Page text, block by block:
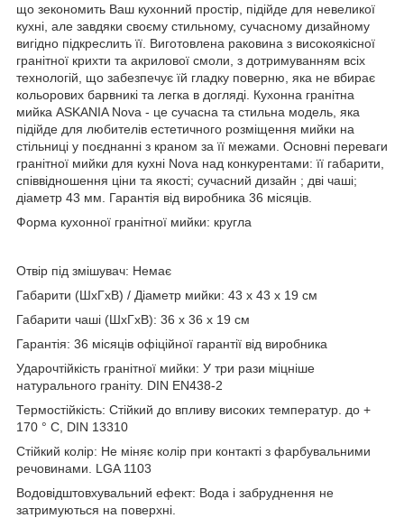
що зекономить Ваш кухонний простір, підійде для невеликої
кухні, але завдяки своєму стильному, сучасному дизайному
вигідно підкреслить її. Виготовлена раковина з високоякісної
гранітної крихти та акрилової смоли, з дотримуванням всіх
технологій, що забезпечує їй гладку поверню, яка не вбирає
кольорових барвникі та легка в догляді. Кухонна гранітна
мийка ASKANIA Nova - це сучасна та стильна модель, яка
підійде для любителів естетичного розміщення мийки на
стільниці у поєднанні з краном за її межами. Основні переваги
гранітної мийки для кухні Nova над конкурентами: її габарити,
співвідношення ціни та якості; сучасний дизайн ; дві чаші;
діаметр 43 мм. Гарантія від виробника 36 місяців.
Форма кухонної гранітної мийки: кругла
Отвір під змішувач: Немає
Габарити (ШхГхВ) / Діаметр мийки: 43 х 43 х 19 см
Габарити чаші (ШхГхВ): 36 х 36 х 19 см
Гарантія: 36 місяців офіційної гарантії від виробника
Ударочтійкість гранітної мийки: У три рази міцніше
натурального граніту. DIN EN438-2
Термостійкість: Стійкий до впливу високих температур. до +
170 ° C, DIN 13310
Стійкий колір: Не міняє колір при контакті з фарбувальними
речовинами. LGA 1103
Водовідштовхувальний ефект: Вода і забруднення не
затримуються на поверхні.